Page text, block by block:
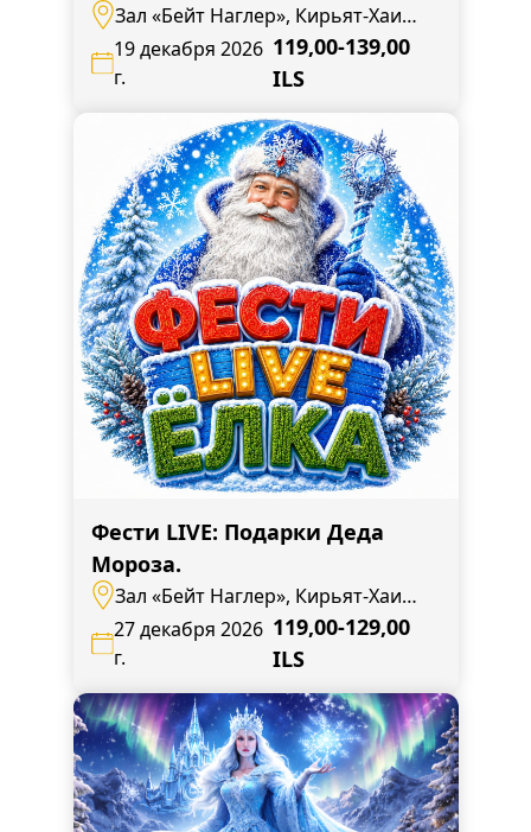
Зал «Бейт Наглер», Кирьят-Хаим,
ул. Бен Цви, 14
19 декабря 2026
г.
119,00-139,00
ILS
Фести LIVE: Подарки Деда
Мороза.
Зал «Бейт Наглер», Кирьят-Хаим,
ул. Бен Цви, 14
27 декабря 2026
г.
119,00-129,00
ILS